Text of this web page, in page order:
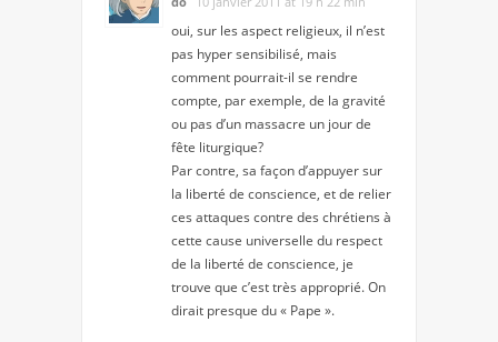
oui, sur les aspect religieux, il n’est
pas hyper sensibilisé, mais
comment pourrait-il se rendre
compte, par exemple, de la gravité
ou pas d’un massacre un jour de
fête liturgique?
Par contre, sa façon d’appuyer sur
la liberté de conscience, et de relier
ces attaques contre des chrétiens à
cette cause universelle du respect
de la liberté de conscience, je
trouve que c’est très approprié. On
dirait presque du « Pape ».